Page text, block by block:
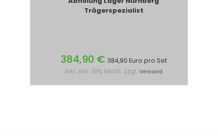
Trägerspezialist
384,90 € 384,90 Euro pro Set
inkl. inkl. 19% MwSt. zzgl. Versand